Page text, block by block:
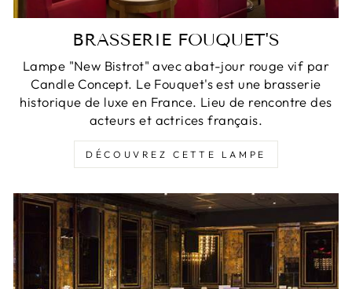
BRASSERIE FOUQUET'S
Lampe "New Bistrot" avec abat-jour rouge vif par
Candle Concept. Le Fouquet's est une brasserie
historique de luxe en France. Lieu de rencontre des
acteurs et actrices français.
DÉCOUVREZ CETTE LAMPE